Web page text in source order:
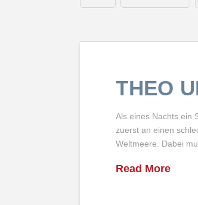
THEO
Als eines Nachts ein
zuerst an einen
Weltmeere. Dabei
Read More